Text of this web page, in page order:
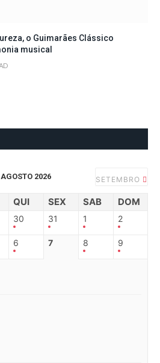
o Guimarães Clássico
musical
AGOSTO 2026 SETEMBRO
QUI SEX SAB DOM
30 31 1 2
6 7 8 9